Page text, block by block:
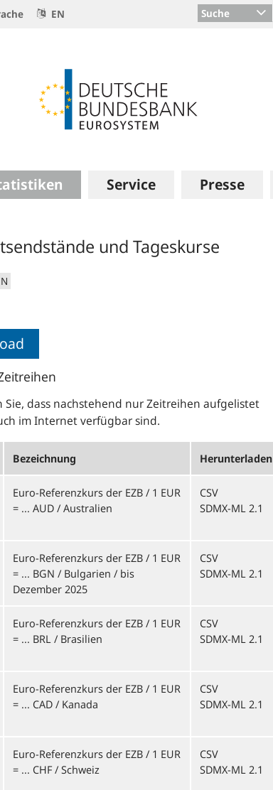
EN Suche
Service Presse
und Tageskurse
Sie, dass nachstehend nur Zeitreihen aufgelistet
im Internet verfügbar sind.
Bezeichnung Herunterladen
Euro-Referenzkurs der EZB / 1 EUR
= ... AUD / Australien
CSV
SDMX-ML 2.1
Euro-Referenzkurs der EZB / 1 EUR
= ... BGN / Bulgarien / bis
Dezember 2025
CSV
SDMX-ML 2.1
Euro-Referenzkurs der EZB / 1 EUR
= ... BRL / Brasilien
CSV
SDMX-ML 2.1
Euro-Referenzkurs der EZB / 1 EUR
= ... CAD / Kanada
CSV
SDMX-ML 2.1
Euro-Referenzkurs der EZB / 1 EUR
= ... CHF / Schweiz
CSV
SDMX-ML 2.1